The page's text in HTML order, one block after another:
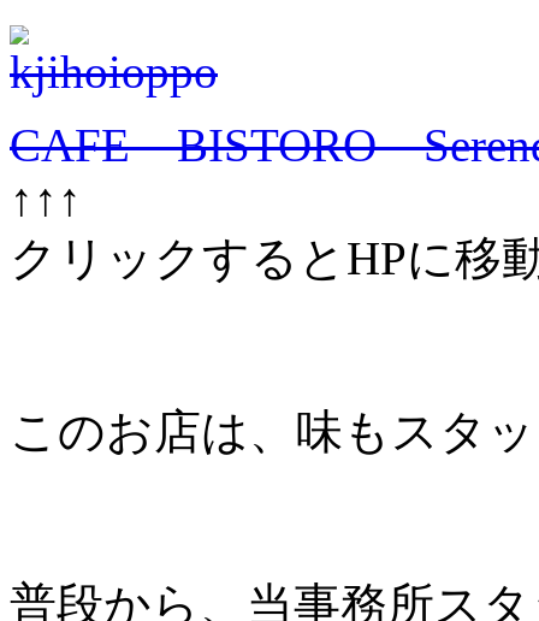
CAFE BISTORO
↑↑↑
クリックするとHPに移
このお店は、味もスタ
普段から、当事務所ス